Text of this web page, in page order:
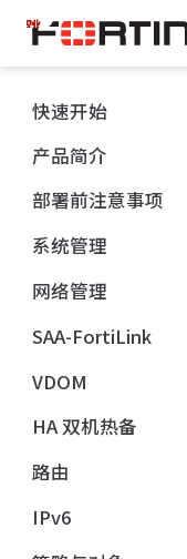
跳
至
主
內
容
快速开始
产品简介
部署前注意事项
系统管理
网络管理
SAA-FortiLink
VDOM
HA 双机热备
路由
IPv6